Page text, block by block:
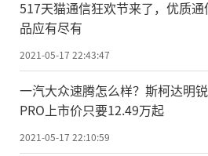
现冰盖的温度分布极不均
的区域使冰进一步变暖，
不同时期和类型的冰交接
总编辑圈点
格陵兰岛冰川正在快
517天猫通信狂欢节来了，优质通
品应有尽有
2021-05-17 22:43:47
一汽大众速腾怎么样？斯柯达明锐
PRO上市价只要12.49万起
2021-05-17 22:10:59